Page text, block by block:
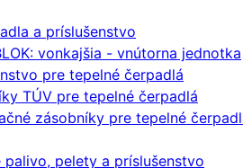
a príslušenstvo
vonkajšia - vnútorna jednotka
pre tepelné čerpadlá
TÚV pre tepelné čerpadlá
zásobníky pre tepelné
palivo, pelety a príslušenstvo